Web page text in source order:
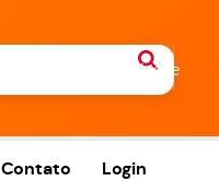
Contato Login